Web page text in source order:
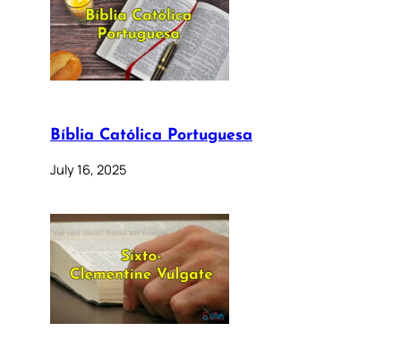
Bíblia Católica Portuguesa
July 16, 2025